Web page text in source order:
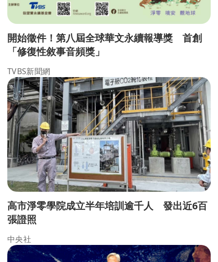
開始徵件！第八屆全球華文永續報導獎 首創
「修復性敘事音頻獎」
TVBS新聞網
高市淨零學院成立半年培訓逾千人 發出近6百
張證照
中央社